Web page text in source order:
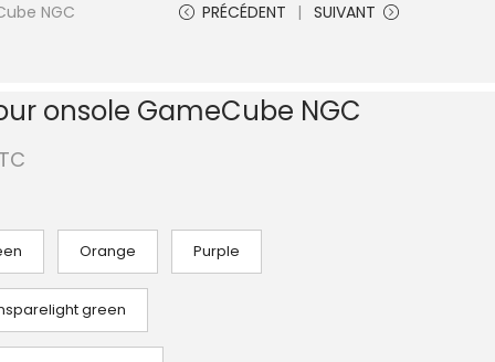
NGC PRÉCÉDENT SUIVANT
onsole GameCube NGC
Orange Purple
green